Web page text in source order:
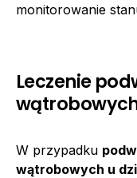
monitorowanie
Leczenie
W przypadku
wątrobowych u